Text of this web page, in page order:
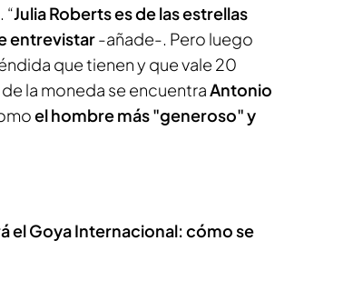
“Julia Roberts es de las estrellas
entrevistar-añade-. Pero luego
que tienen y que vale 20
la moneda se encuentraAntonio
el hombre más "generoso" y
el Goya Internacional: cómo se